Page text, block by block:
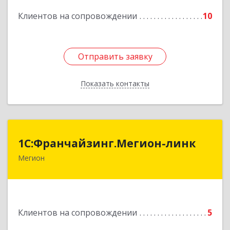
Клиентов на сопровождении 10
Отправить заявку
Показать контакты
Подробнее
Отправить заявку
Назад
1С:Франчайзинг.Мегион-линк
Мегион
Клиентов на сопровождении 5
1С:Франчайзинг.Мегион-линк